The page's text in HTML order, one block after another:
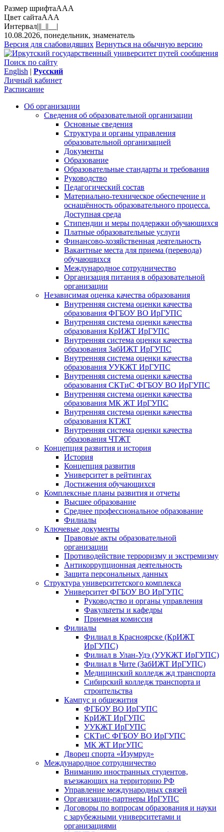
Размер шрифтаAAA
Цвет сайтаAAA
Интервал|||_||__|
10.08.2026, понедельник, знаменатель
Версия для слабовидящих Вернуться на обычную версию
Поиск по сайту
English | Русский
Личный кабинет
Расписание
Об организации
Сведения об образовательной организации
Основные сведения
Структура и органы управления
образовательной организацией
Документы
Образование
Образовательные стандарты и требования
Руководство
Педагогический состав
Материально-техническое обеспечение и
оснащённость образовательного процесса.
Доступная среда
Стипендии и меры поддержки обучающихся
Платные образовательные услуги
Финансово-хозяйственная деятельность
Вакантные места для приема (перевода)
обучающихся
Международное сотрудничество
Организация питания в образовательной
организации
Независимая оценка качества образования
Внутренняя система оценки качества
образования ФГБОУ ВО ИрГУПС
Внутренняя система оценки качества
образования КрИЖТ ИрГУПС
Внутренняя система оценки качества
образования ЗабИЖТ ИрГУПС
Внутренняя система оценки качества
образования УУКЖТ ИрГУПС
Внутренняя система оценки качества
образования СКТиС ФГБОУ ВО ИрГУПС
Внутренняя система оценки качества
образования МК ЖТ ИрГУПС
Внутренняя система оценки качества
образования КТЖТ
Внутренняя система оценки качества
образования ЧТЖТ
Концепция развития и история
История
Концепция развития
Университет в рейтингах
Достижения обучающихся
Комплексные планы развития и отчеты
Высшее образование
Среднее профессиональное образование
Филиалы
Ключевые документы
Правовые акты образовательной
организации
Противодействие терроризму и экстремизму
Антикоррупционная деятельность
Защита персональных данных
Структура университетского комплекса
Университет ФГБОУ ВО ИрГУПС
Руководство и органы управления
Факультеты и кафедры
Приемная комиссия
Филиалы
Филиал в Красноярске (КрИЖТ
ИрГУПС)
Филиал в Улан-Удэ (УУКЖТ ИрГУПС)
Филиал в Чите (ЗабИЖТ ИрГУПС)
Медицинский колледж жд транспорта
Сибирский колледж транспорта и
строительства
Кампус и общежития
ФГБОУ ВО ИрГУПС
КрИЖТ ИрГУПС
УУКЖТ ИрГУПС
СКТиС ФГБОУ ВО ИрГУПС
МК ЖТ ИргУПС
Дворец спорта «Изумруд»
Международное сотрудничество
Вниманию иностранных студентов,
въезжающих на территорию РФ
Управление международных связей
Организации-партнеры ИрГУПС
Договоры по вопросам образования и науки
с зарубежными университетами и
организациями